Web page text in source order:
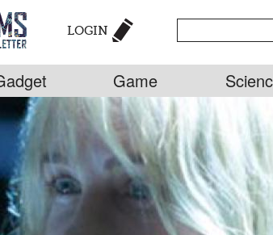
LOGIN
Game